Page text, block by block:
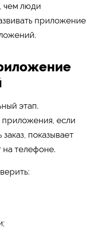
чем люди
приложение
этап.
приложения, если
показывает
телефоне.